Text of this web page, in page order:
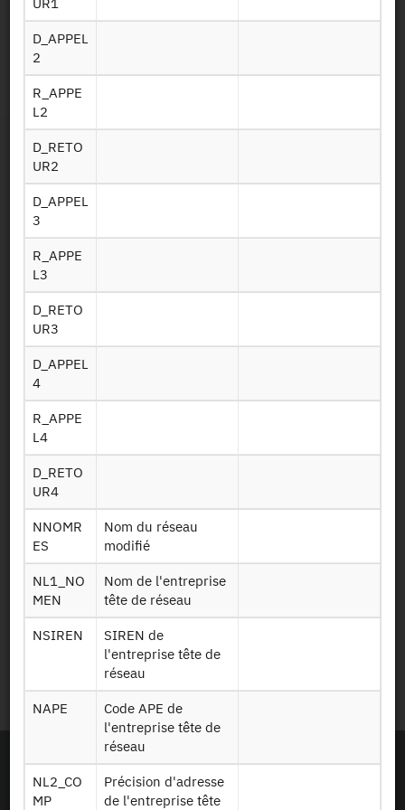
D_APPEL
2
R_APPE
L2
D_RETO
UR2
D_APPEL
3
R_APPE
L3
D_RETO
UR3
D_APPEL
4
R_APPE
L4
D_RETO
UR4
NNOMR
ES
Nom du réseau
modifié
NL1_NO
MEN
Nom de l'entreprise
tête de réseau
NSIREN
SIREN de
l'entreprise tête de
réseau
NAPE
Code APE de
l'entreprise tête de
réseau
NL2_CO
MP
Précision d'adresse
de l'entreprise tête
Identifiant persistant
Documents utiles
Marchés publics
Mentions légales
Protection des données
personnelles